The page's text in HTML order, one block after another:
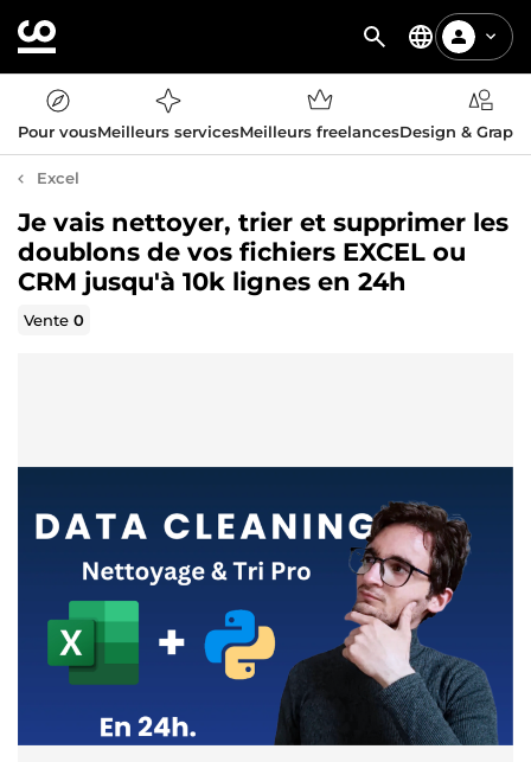
Pour vousMeilleurs servicesMeilleurs freelancesDesign &
Excel
Je vais nettoyer, trier et supprimer les
doublons de vos fichiers EXCEL ou
CRM jusqu'à 10k lignes en 24h
Vente0